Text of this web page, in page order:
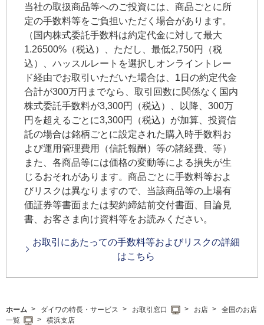
当社の取扱商品等へのご投資には、商品ごとに所
定の手数料等をご負担いただく場合があります。
（国内株式委託手数料は約定代金に対して最大
1.26500%（税込）、ただし、最低2,750円（税
込）、ハッスルレートを選択しオンライントレー
ド経由でお取引いただいた場合は、1日の約定代金
合計が300万円までなら、取引回数に関係なく国内
株式委託手数料が3,300円（税込）、以降、300万
円を超えるごとに3,300円（税込）が加算、投資信
託の場合は銘柄ごとに設定された購入時手数料お
よび運用管理費用（信託報酬）等の諸経費、等）
また、各商品等には価格の変動等による損失が生
じるおそれがあります。商品ごとに手数料等およ
びリスクは異なりますので、当該商品等の上場有
価証券等書面または契約締結前交付書面、目論見
書、お客さま向け資料等をお読みください。
お取引にあたっての手数料等およびリスクの詳細
はこちら
ホーム ダイワの特長・サービス お取引窓口 お店
全国のお店
一覧
横浜支店